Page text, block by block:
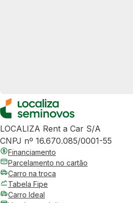
LOCALIZA Rent a Car S/A
CNPJ nº 16.670.085/0001-55
Financiamento
Parcelamento no cartão
Carro na troca
Tabela Fipe
Carro Ideal